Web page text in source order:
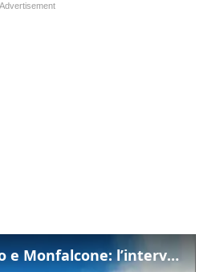
Incendio tra Duino e Monfalcone: l’intervento dei vigili del fuoco